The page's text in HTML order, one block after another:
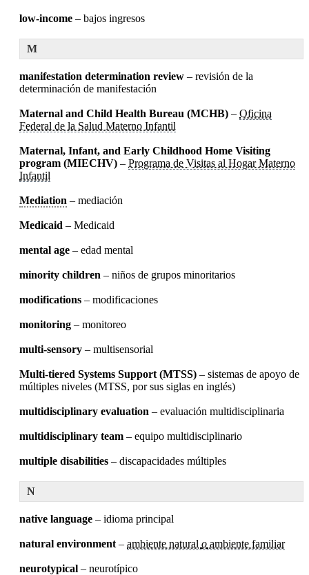
low-income – bajos ingresos
M
manifestation determination review – revisión de la
determinación de manifestación
Maternal and Child Health Bureau (MCHB) – Oficina
Federal de la Salud Materno Infantil
Maternal, Infant, and Early Childhood Home Visiting
program (MIECHV) – Programa de Visitas al Hogar Materno
Infantil
Mediation – mediación
Medicaid – Medicaid
mental age – edad mental
minority children – niños de grupos minoritarios
modifications – modificaciones
monitoring – monitoreo
multi-sensory – multisensorial
Multi-tiered Systems Support (MTSS) – sistemas de apoyo de
múltiples niveles (MTSS, por sus siglas en inglés)
multidisciplinary evaluation – evaluación multidisciplinaria
multidisciplinary team – equipo multidisciplinario
multiple disabilities – discapacidades múltiples
N
native language – idioma principal
natural environment – ambiente natural o ambiente familiar
neurotypical – neurotípico